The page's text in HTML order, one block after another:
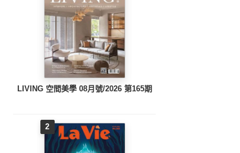
LIVING 空間美學 08月號/2026 第165期
2